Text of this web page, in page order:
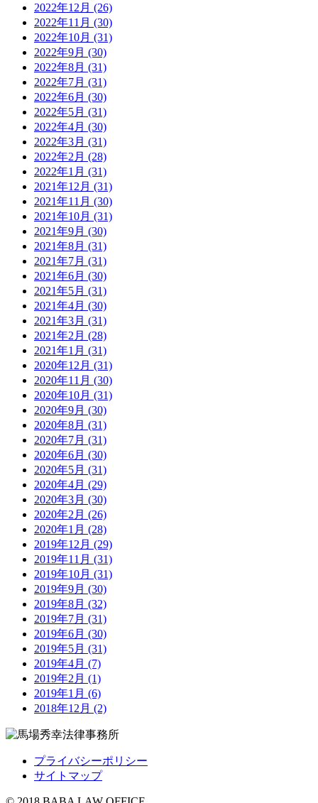
2022年12月 (26)
2022年11月 (30)
2022年10月 (31)
2022年9月 (30)
2022年8月 (31)
2022年7月 (31)
2022年6月 (30)
2022年5月 (31)
2022年4月 (30)
2022年3月 (31)
2022年2月 (28)
2022年1月 (31)
2021年12月 (31)
2021年11月 (30)
2021年10月 (31)
2021年9月 (30)
2021年8月 (31)
2021年7月 (31)
2021年6月 (30)
2021年5月 (31)
2021年4月 (30)
2021年3月 (31)
2021年2月 (28)
2021年1月 (31)
2020年12月 (31)
2020年11月 (30)
2020年10月 (31)
2020年9月 (30)
2020年8月 (31)
2020年7月 (31)
2020年6月 (30)
2020年5月 (31)
2020年4月 (29)
2020年3月 (30)
2020年2月 (26)
2020年1月 (28)
2019年12月 (29)
2019年11月 (31)
2019年10月 (31)
2019年9月 (30)
2019年8月 (32)
2019年7月 (31)
2019年6月 (30)
2019年5月 (31)
2019年4月 (7)
2019年2月 (1)
2019年1月 (6)
2018年12月 (2)
プライバシーポリシー
サイトマップ